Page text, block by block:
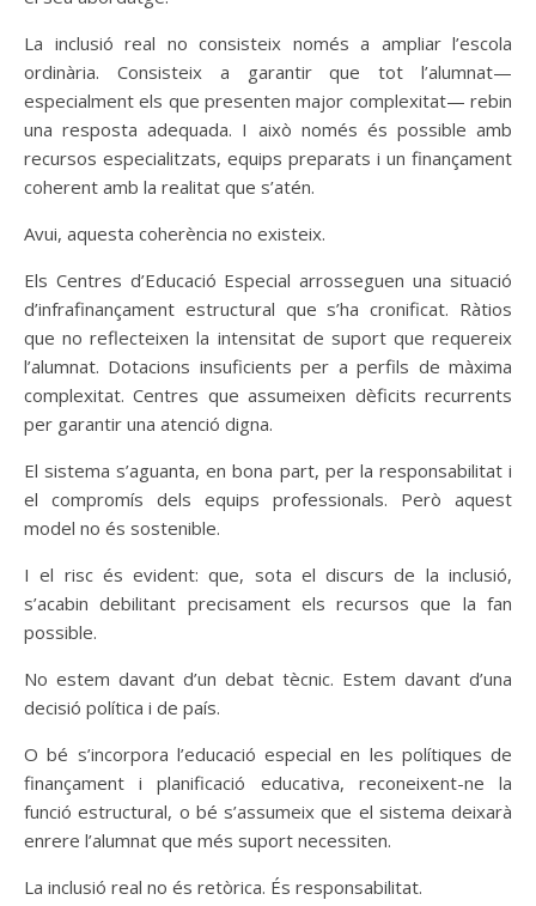
La inclusió real no consisteix només a ampliar l’escola
ordinària. Consisteix a garantir que tot l’alumnat—
especialment els que presenten major complexitat— rebin
una resposta adequada. I això només és possible amb
recursos especialitzats, equips preparats i un finançament
coherent amb la realitat que s’atén.
Avui, aquesta coherència no existeix.
Els Centres d’Educació Especial arrosseguen una situació
d’infrafinançament estructural que s’ha cronificat. Ràtios
que no reflecteixen la intensitat de suport que requereix
l’alumnat. Dotacions insuficients per a perfils de màxima
complexitat. Centres que assumeixen dèficits recurrents
per garantir una atenció digna.
El sistema s’aguanta, en bona part, per la responsabilitat i
el compromís dels equips professionals. Però aquest
model no és sostenible.
I el risc és evident: que, sota el discurs de la inclusió,
s’acabin debilitant precisament els recursos que la fan
possible.
No estem davant d’un debat tècnic. Estem davant d’una
decisió política i de país.
O bé s’incorpora l’educació especial en les polítiques de
finançament i planificació educativa, reconeixent-ne la
funció estructural, o bé s’assumeix que el sistema deixarà
enrere l’alumnat que més suport necessiten.
La inclusió real no és retòrica. És responsabilitat.